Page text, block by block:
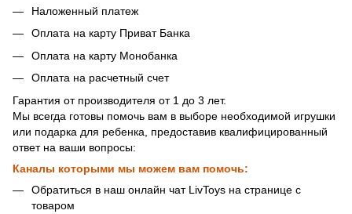
Наложенный платеж
Оплата на карту Приват Банка
Оплата на карту Монобанка
Оплата на расчетный счет
Гарантия от производителя от 1 до 3 лет.
Мы всегда готовы помочь вам в выборе необходимой игрушки
или подарка для ребенка, предоставив квалифицированный
ответ на ваши вопросы:
Каналы которыми мы можем вам помочь:
Обратиться в наш онлайн чат LivToys на странице с
товаром